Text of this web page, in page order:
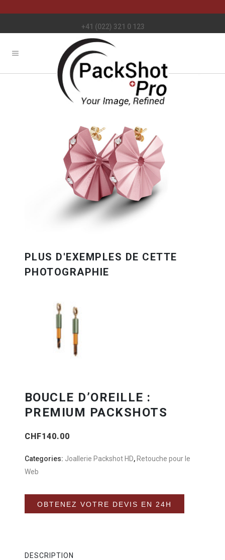
+41 (022) 321 0 123
BOUCLE D’OREILLE :
PREMIUM PACKSHOTS
CHF140.00
Categories: Joallerie Packshot HD, Retouche pour le
Web
OBTENEZ VOTRE DEVIS EN 24H
DESCRIPTION